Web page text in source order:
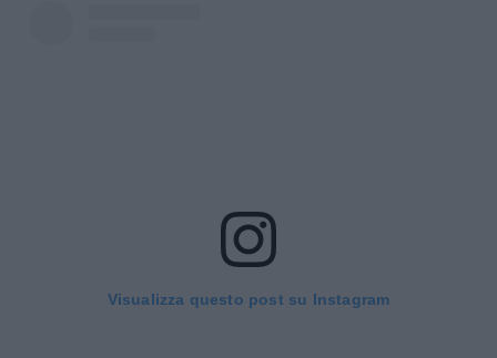
Visualizza questo post su Instagram